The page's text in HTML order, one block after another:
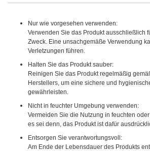
Nur wie vorgesehen verwenden:
Verwenden Sie das Produkt ausschließlich
Zweck. Eine unsachgemäße Verwendung
Verletzungen führen.
Halten Sie das Produkt sauber:
Reinigen Sie das Produkt regelmäßig
Herstellers, um eine sichere und
gewährleisten.
Nicht in feuchter Umgebung verwenden:
Vermeiden Sie die Nutzung in feuchten
es sei denn, das Produkt ist dafür
Entsorgen Sie verantwortungsvoll:
Am Ende der Lebensdauer des Produkts